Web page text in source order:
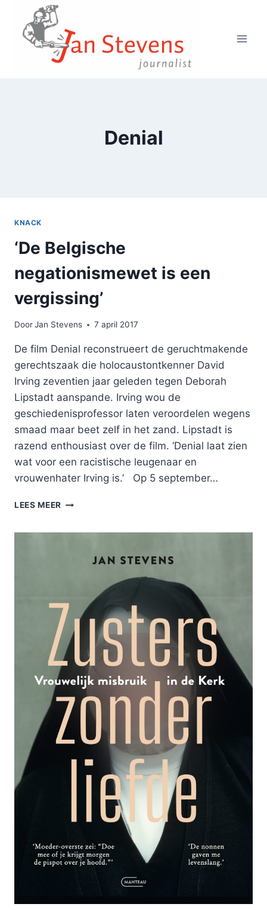
Doorgaan
inhoud
Denial
KNACK
‘De Belgische
negationismewet is een
vergissing’
DoorJan Stevens 7 april 2017
De film Denial reconstrueert de geruchtmakende
gerechtszaak die holocaustontkenner David
Irving zeventien jaar geleden tegen Deborah
Lipstadt aanspande. Irving wou de
geschiedenisprofessor laten veroordelen wegens
smaad maar beet zelf in het zand. Lipstadt is
razend enthousiast over de film. ‘Denial laat zien
wat voor een racistische leugenaar en
vrouwenhater Irving is.’ Op 5 september…
LEES MEER ‘DE
VERGISSING’